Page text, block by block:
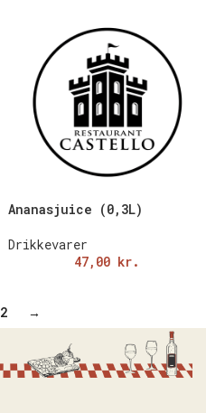
Ananasjuice (0,3L)
Drikkevarer
47,00 kr.
2 →